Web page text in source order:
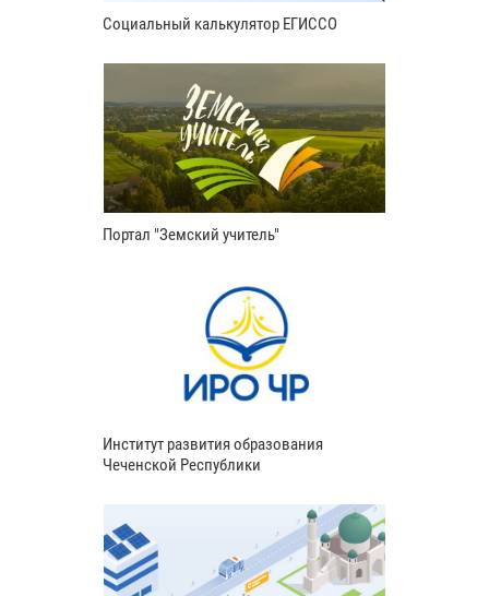
Социальный калькулятор ЕГИССО
Портал "Земский учитель"
Институт развития образования
Чеченской Республики